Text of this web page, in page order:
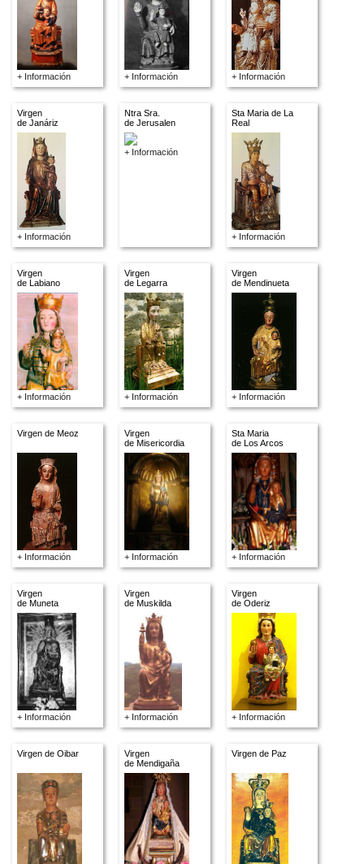
+ Información + Información + Información
Virgen
de Janáriz
+ Información
Ntra Sra.
de Jerusalen
+ Información
Sta Maria de La
Real
+ Información
Virgen
de Labiano
+ Información
Virgen
de Legarra
+ Información
Virgen
de Mendinueta
+ Información
Virgen de Meoz
+ Información
Virgen
de Misericordia
+ Información
Sta Maria
de Los Arcos
+ Información
Virgen
de Muneta
+ Información
Virgen
de Muskilda
+ Información
Virgen
de Oderiz
+ Información
Virgen de Oibar
Virgen
de Mendigaña
Virgen de Paz